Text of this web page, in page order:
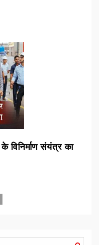
अनाज, रायपुर समेत तीन